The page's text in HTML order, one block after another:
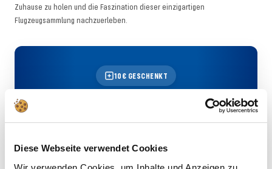
Diese Webseite verwendet Cookies
Zuhause zu holen und die Faszination dieser einzigartigen
Flugzeugsammlung nachzuerleben.
10€ GESCHENKT
Deine Modellbau-News direkt ins Postfach
– plus 10€ Rabatt als Startgeschenk mit
dem Revell Newsletter!